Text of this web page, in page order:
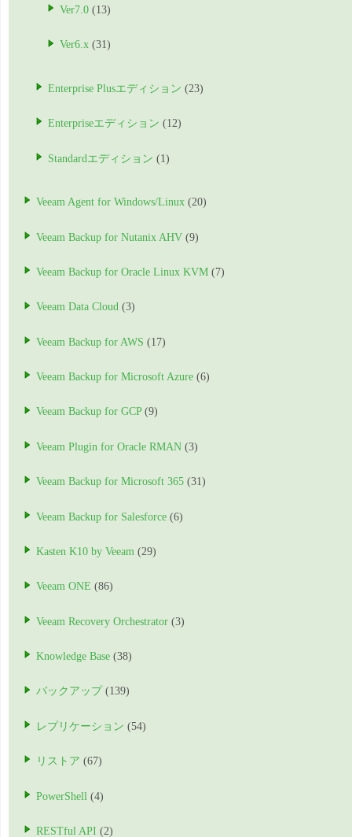
Ver7.0 (13)
Ver6.x (31)
Enterprise Plusエディション (23)
Enterpriseエディション (12)
Standardエディション (1)
Veeam Agent for Windows/Linux (20)
Veeam Backup for Nutanix AHV (9)
Veeam Backup for Oracle Linux KVM (7)
Veeam Data Cloud (3)
Veeam Backup for AWS (17)
Veeam Backup for Microsoft Azure (6)
Veeam Backup for GCP(9)
Veeam Plugin for Oracle RMAN (3)
Veeam Backup for Microsoft 365 (31)
Veeam Backup for Salesforce (6)
Kasten K10 by Veeam (29)
Veeam ONE (86)
Veeam Recovery Orchestrator (3)
Knowledge Base (38)
バックアップ (139)
レプリケーション (54)
リストア (67)
PowerShell (4)
RESTful API (2)